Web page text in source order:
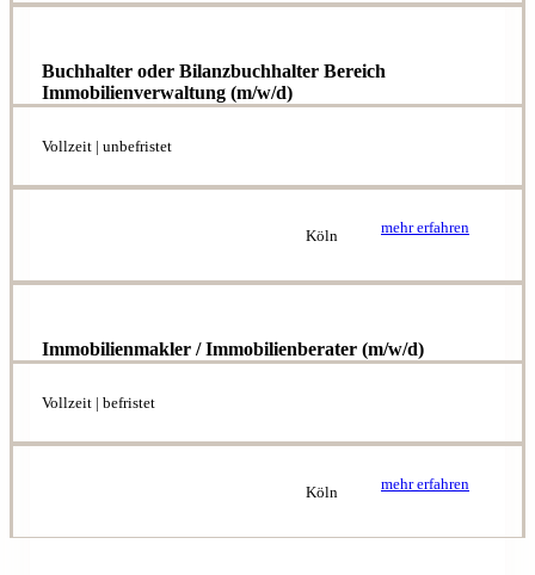
Buchhalter oder Bilanzbuchhalter Bereich
Immobilienverwaltung (m/w/d)
Vollzeit | unbefristet
Köln mehr erfahren
Immobilienmakler / Immobilienberater (m/w/d)
Vollzeit | befristet
Köln mehr erfahren